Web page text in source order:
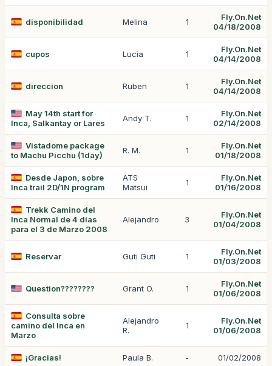
disponibilidad Melina 1
Fly.On.Net
04/18/2008
cupos Lucia 1
Fly.On.Net
04/14/2008
direccion Ruben 1
Fly.On.Net
04/14/2008
May 14th start for
Inca, Salkantay or Lares
Andy T. 1
Fly.On.Net
02/14/2008
Vistadome package
to Machu Picchu (1day)
R. M. 1
Fly.On.Net
01/18/2008
Desde Japon, sobre
Inca trail 2D/1N program
ATS
Matsui
1
Fly.On.Net
01/16/2008
Trekk Camino del
Inca Normal de 4 días
para el 3 de Marzo 2008
Alejandro 3
Fly.On.Net
01/04/2008
Reservar Guti Guti 1
Fly.On.Net
01/03/2008
Question???????? Grant O. 1
Fly.On.Net
01/06/2008
Consulta sobre
camino del Inca en
Marzo
Alejandro
R.
1
Fly.On.Net
01/06/2008
¡Gracias! Paula B. - 01/02/2008